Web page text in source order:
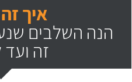
איך
הנה השלבים
זה